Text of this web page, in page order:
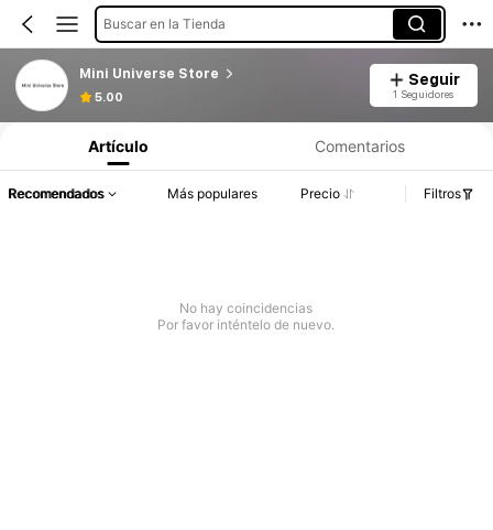
Buscar en la Tienda
Mini Universe Store
5.00
Seguir
1 Seguidores
Artículo Comentarios
Recomendados Más populares Precio Filtros
No hay coincidencias
Por favor inténtelo de nuevo.